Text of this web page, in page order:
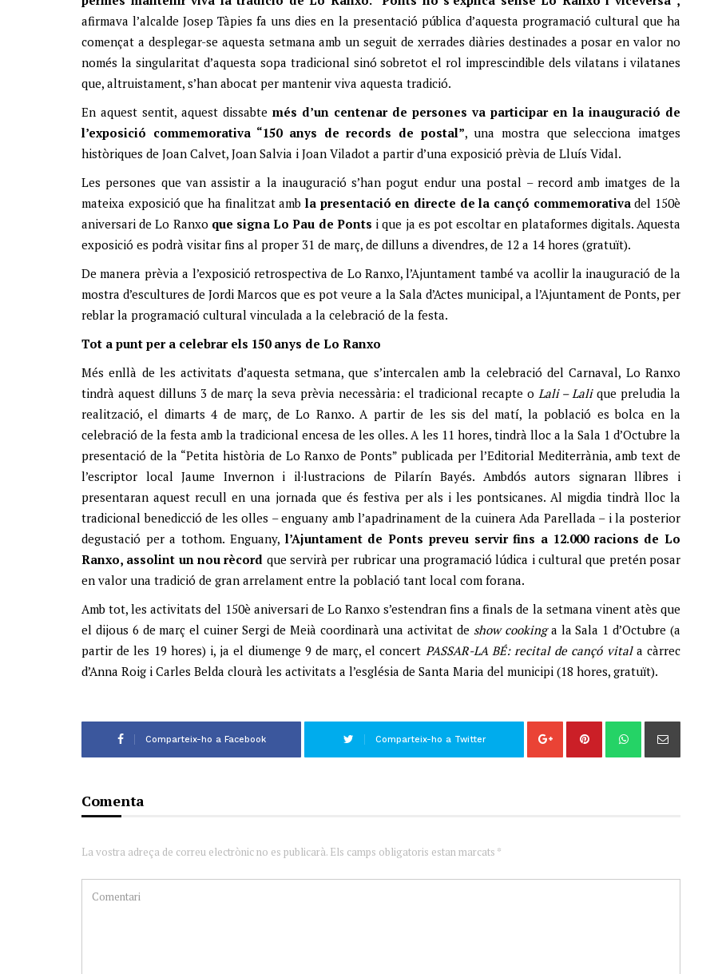
afirmava l’alcalde Josep Tàpies fa uns dies en la presentació pública d’aquesta programació cultural que ha
començat a desplegar-se aquesta setmana amb un seguit de xerrades diàries destinades a posar en valor no
només la singularitat d’aquesta sopa tradicional sinó sobretot el rol imprescindible dels vilatans i vilatanes
que, altruistament, s’han abocat per mantenir viva aquesta tradició.
En aquest sentit, aquest dissabte més d’un centenar de persones va participar en la inauguració de
l’exposició commemorativa “150 anys de records de postal”, una mostra que selecciona imatges
històriques de Joan Calvet, Joan Salvia i Joan Viladot a partir d’una exposició prèvia de Lluís Vidal.
Les persones que van assistir a la inauguració s’han pogut endur una postal – record amb imatges de la
mateixa exposició que ha finalitzat amb la presentació en directe de la cançó commemorativadel 150è
aniversari de Lo Ranxo que signa Lo Pau de Ponts i que ja es pot escoltar en plataformes digitals. Aquesta
exposició es podrà visitar fins al proper 31 de març, de dilluns a divendres, de 12 a 14 hores (gratuït).
De manera prèvia a l’exposició retrospectiva de Lo Ranxo, l’Ajuntament també va acollir la inauguració de la
mostra d’escultures de Jordi Marcos que es pot veure a la Sala d’Actes municipal, a l’Ajuntament de Ponts, per
reblar la programació cultural vinculada a la celebració de la festa.
Tot a punt per a celebrar els 150 anys de Lo Ranxo
Més enllà de les activitats d’aquesta setmana, que s’intercalen amb la celebració del Carnaval, Lo Ranxo
tindrà aquest dilluns 3 de març la seva prèvia necessària: el tradicional recapte o Lali – Lalique preludia la
realització, el dimarts 4 de març, de Lo Ranxo. A partir de les sis del matí, la població es bolca en la
celebració de la festa amb la tradicional encesa de les olles. A les 11 hores, tindrà lloc a la Sala 1 d’Octubre la
presentació de la “Petita història de Lo Ranxo de Ponts” publicada per l’Editorial Mediterrània, amb text de
l’escriptor local Jaume Invernon i il·lustracions de Pilarín Bayés. Ambdós autors signaran llibres i
presentaran aquest recull en una jornada que és festiva per als i les pontsicanes. Al migdia tindrà lloc la
tradicional benedicció de les olles – enguany amb l’apadrinament de la cuinera Ada Parellada – i la posterior
degustació per a tothom. Enguany, l’Ajuntament de Ponts preveu servir fins a 12.000 racions de Lo
Ranxo, assolint un nou rècord que servirà per rubricar una programació lúdica i cultural que pretén posar
en valor una tradició de gran arrelament entre la població tant local com forana.
Amb tot, les activitats del 150è aniversari de Lo Ranxo s’estendran fins a finals de la setmana vinent atès que
el dijous 6 de març el cuiner Sergi de Meià coordinarà una activitat de show cookinga la Sala 1 d’Octubre (a
partir de les 19 hores) i, ja el diumenge 9 de març, el concert PASSAR-LA BÉ: recital de cançó vitala càrrec
d’Anna Roig i Carles Belda clourà les activitats a l’església de Santa Maria del municipi (18 hores, gratuït).
Comparteix-ho a Facebook Comparteix-ho a Twitter
Comenta
La vostra adreça de correu electrònic no es publicarà. Els camps obligatoris estan marcats *